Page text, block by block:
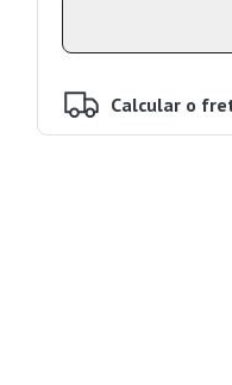
Calcular o